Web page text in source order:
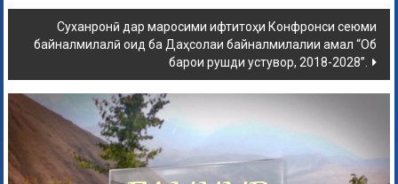
Суханронӣ дар маросими ифтитоҳи Конфронси сеюми
байналмилалӣ оид ба Даҳсолаи байналмилалии амал “Об
барои рушди устувор, 2018-2028”.